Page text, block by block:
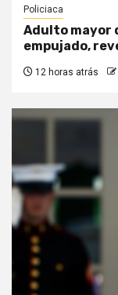
Policiaca
Adulto mayor
empujado,
12 horas atrás